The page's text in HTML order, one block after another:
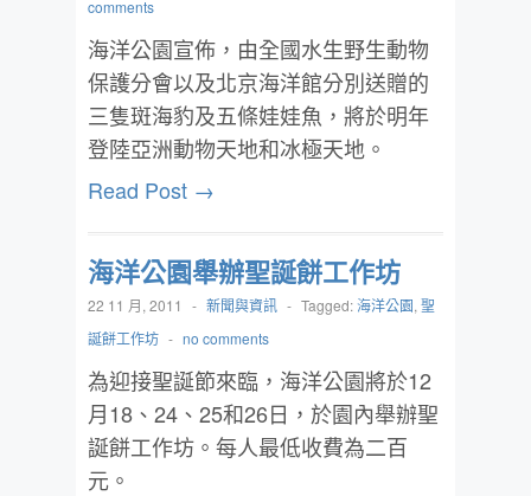
comments
海洋公園宣佈，由全國水生野生動物
保護分會以及北京海洋館分別送贈的
三隻斑海豹及五條娃娃魚，將於明年
登陸亞洲動物天地和冰極天地。
Read Post →
海洋公園舉辦聖誕餅工作坊
22 11 月, 2011 - 新聞與資訊 - Tagged:海洋公園, 聖
誕餅工作坊 - no comments
為迎接聖誕節來臨，海洋公園將於12
月18、24、25和26日，於園內舉辦聖
誕餅工作坊。每人最低收費為二百
元。